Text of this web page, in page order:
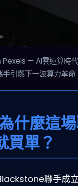
— AI雲運算時
引爆下一波算力革命
什麼這
買單？
聯手成